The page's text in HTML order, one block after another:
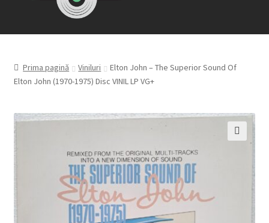
Viniluri ediții originale anii 70-90
CD-uri originale
Echipamente
Listă produse
Prima pagină Viniluri
Elton John – The Superior Sound Of
Elton John (1970-1975) Disc VINIL LP VG+